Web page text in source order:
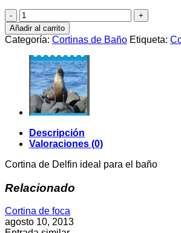
Cortina
de
Delfin
cantidad
Añadir al carrito
Categoría: Cortinas de Baño Etiqueta:
Descripción
Valoraciones (0)
Cortina de Delfin ideal para el baño
Relacionado
Cortina de foca
agosto 10, 2013